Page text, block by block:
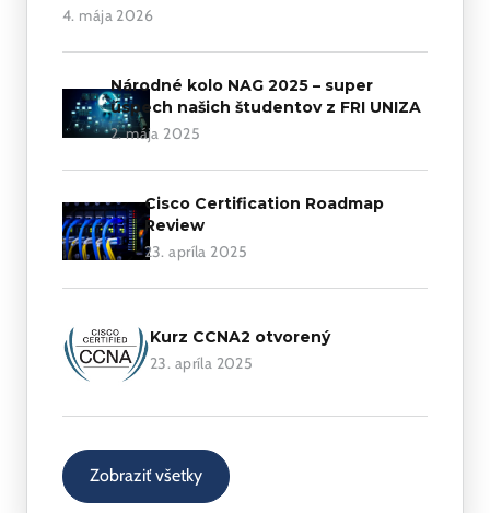
4. mája 2026
Národné kolo NAG 2025 – super
úspech našich študentov z FRI UNIZA
2. mája 2025
Cisco Certification Roadmap
Review
23. apríla 2025
Kurz CCNA2 otvorený
23. apríla 2025
Zobraziť všetky